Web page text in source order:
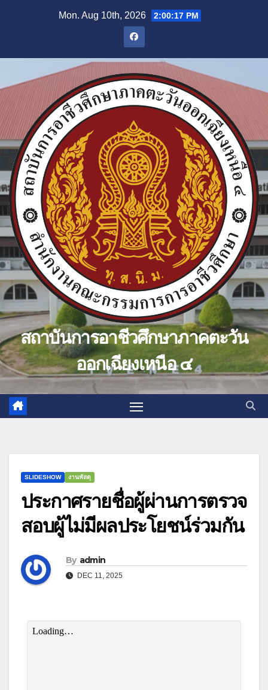
Mon. Aug 10th, 2026 2:00:18 PM
สถาบันการอาชีวศึกษาภาคตะวัน
ออกเฉียงเหนือ ๔
SLIDESHOW งานพัสดุ
ประกาศรายชื่อผู้ผ่านการตรวจ
สอบผู้ไม่มีผลประโยชน์ร่วมกัน
By admin
DEC 11, 2025